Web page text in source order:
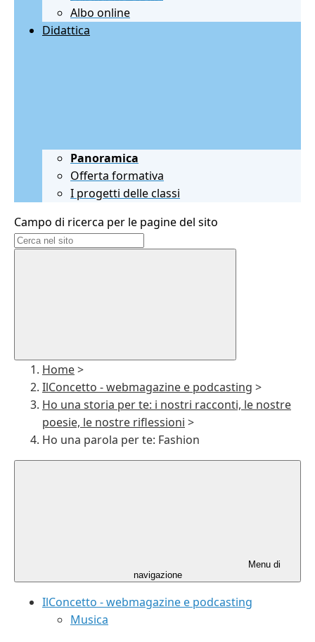
Albo online
Didattica
Panoramica
Offerta formativa
I progetti delle classi
Campo di ricerca per le pagine del sito
Home>
IlConcetto - webmagazine e podcasting >
Ho una storia per te: i nostri racconti, le nostre
poesie, le nostre riflessioni >
Ho una parola per te: Fashion
Menu di
navigazione
IlConcetto - webmagazine e podcasting
Musica